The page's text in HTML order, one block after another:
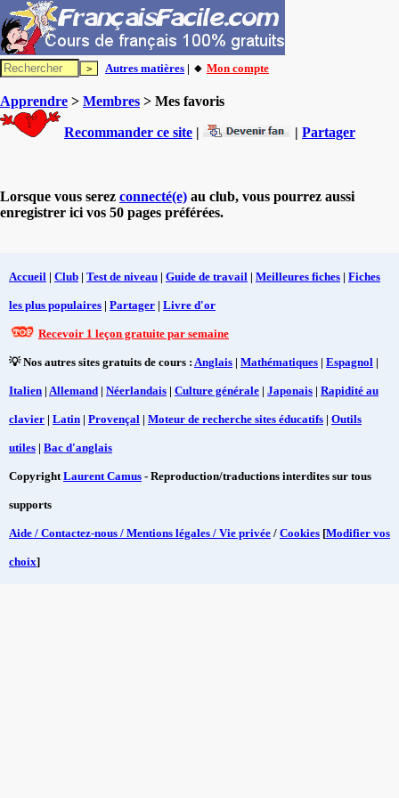
Autres matières | 🔸 Mon compte
Apprendre > Membres > Mes favoris
Recommander ce site | | Partager
Lorsque vous serez connecté(e) au club, vous pourrez aussi
enregistrer ici vos 50 pages préférées.
Accueil | Club | Test de niveau | Guide de travail | Meilleures fiches | Fiches
les plus populaires | Partager | Livre d'or
Recevoir 1 leçon gratuite par semaine
💡 Nos autres sites gratuits de cours : Anglais | Mathématiques | Espagnol |
Italien | Allemand | Néerlandais | Culture générale | Japonais | Rapidité au
clavier | Latin | Provençal | Moteur de recherche sites éducatifs | Outils
utiles | Bac d'anglais
CopyrightLaurent Camus - Reproduction/traductions interdites sur tous
supports
Aide / Contactez-nous / Mentions légales / Vie privée / Cookies [Modifier vos
choix]